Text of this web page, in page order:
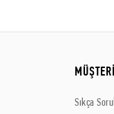
Sıkça